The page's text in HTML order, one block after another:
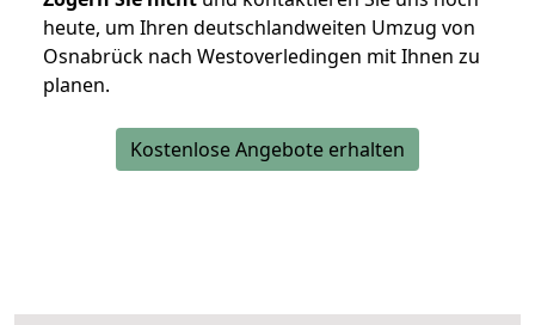
heute, um Ihren deutschlandweiten Umzug von
Osnabrück nach Westoverledingen mit Ihnen zu
planen.
Kostenlose Angebote erhalten